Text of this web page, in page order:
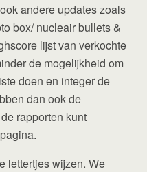
andere updates zoals
box/ nucleair bullets &
lijst van verkochte
de mogelijkheid om
doen en integer de
dan ook de
rapporten kunt
lettertjes wijzen. We